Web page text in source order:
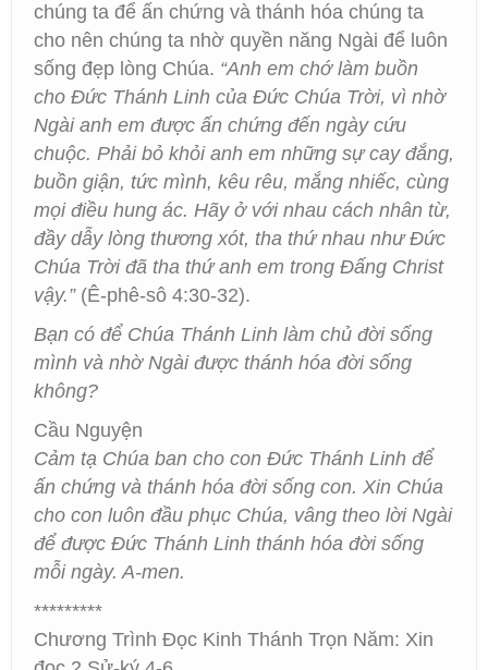
chúng ta để ấn chứng và thánh hóa chúng ta
cho nên chúng ta nhờ quyền năng Ngài để luôn
sống đẹp lòng Chúa. “Anh em chớ làm buồn
cho Đức Thánh Linh của Đức Chúa Trời, vì nhờ
Ngài anh em được ấn chứng đến ngày cứu
chuộc. Phải bỏ khỏi anh em những sự cay đắng,
buồn giận, tức mình, kêu rêu, mắng nhiếc, cùng
mọi điều hung ác. Hãy ở với nhau cách nhân từ,
đầy dẫy lòng thương xót, tha thứ nhau như Đức
Chúa Trời đã tha thứ anh em trong Đấng Christ
vậy.”(Ê-phê-sô 4:30-32).
Bạn có để Chúa Thánh Linh làm chủ đời sống
mình và nhờ Ngài được thánh hóa đời sống
không?
Cầu Nguyện
Cảm tạ Chúa ban cho con Đức Thánh Linh để
ấn chứng và thánh hóa đời sống con. Xin Chúa
cho con luôn đầu phục Chúa, vâng theo lời Ngài
để được Đức Thánh Linh thánh hóa đời sống
mỗi ngày. A-men.
*********
Chương Trình Đọc Kinh Thánh Trọn Năm: Xin